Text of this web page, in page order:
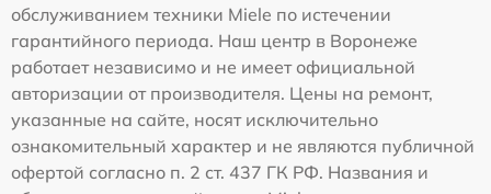
обслуживанием техники Miele по истечении
гарантийного периода. Наш центр в Воронеже
работает независимо и не имеет официальной
авторизации от производителя. Цены на ремонт,
указанные на сайте, носят исключительно
ознакомительный характер и не являются публичной
офертой согласно п. 2 ст. 437 ГК РФ. Названия и